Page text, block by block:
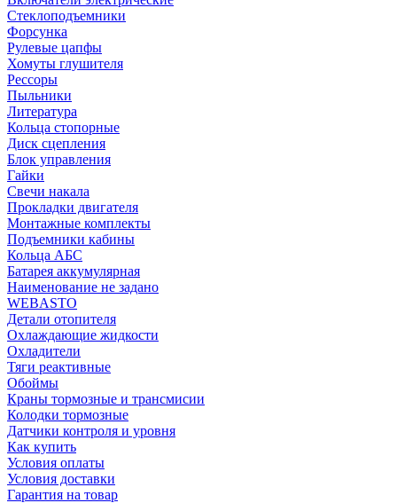
Стеклоподъемники
Форсунка
Рулевые цапфы
Хомуты глушителя
Рессоры
Пыльники
Литература
Кольца стопорные
Диск сцепления
Блок управления
Гайки
Свечи накала
Прокладки двигателя
Монтажные комплекты
Подъемники кабины
Кольца АБС
Батарея аккумулярная
Наименование не задано
WEBASTO
Детали отопителя
Охлаждающие жидкости
Охладители
Тяги реактивные
Обоймы
Краны тормозные и трансмисии
Колодки тормозные
Датчики контроля и уровня
Как купить
Условия оплаты
Условия доставки
Гарантия на товар